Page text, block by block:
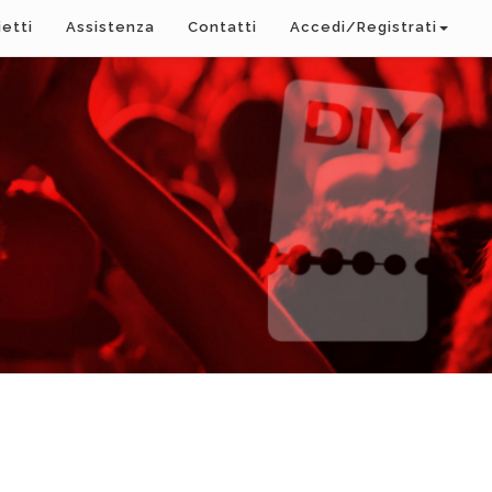
Assistenza Contatti Accedi/Registrati